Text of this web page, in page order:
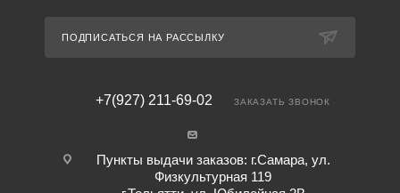
ПОДПИСАТЬСЯ НА РАССЫЛКУ
+7(927) 211-69-02 ЗАКАЗАТЬ ЗВОНОК
Пункты выдачи заказов: г.Самара, ул.
Физкультурная 119